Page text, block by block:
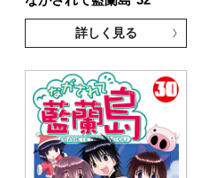
詳しく見る